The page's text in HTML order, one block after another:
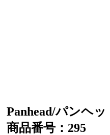
Panhead/パンヘ
商品番号：295